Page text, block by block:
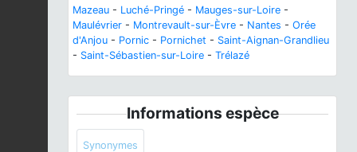
Mazeau - Luché-Pringé - Mauges-sur-Loire -
Maulévrier - Montrevault-sur-Èvre - Nantes - Orée
d'Anjou - Pornic - Pornichet - Saint-Aignan-Grandlieu
- Saint-Sébastien-sur-Loire - Trélazé
Informations espèce
Synonymes